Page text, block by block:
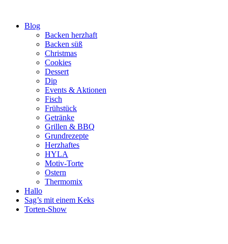
springenBlog
Backen herzhaft
Backen süß
Christmas
Cookies
Dessert
Dip
Events & Aktionen
Fisch
Frühstück
Getränke
Grillen & BBQ
Grundrezepte
Herzhaftes
HYLA
Motiv-Torte
Ostern
Thermomix
Hallo
Sag’s mit einem Keks
Torten-Show